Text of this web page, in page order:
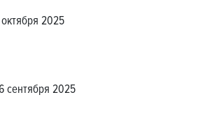
2025
сентября 2025